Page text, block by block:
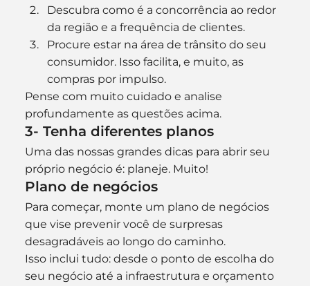
Descubra como é a concorrência ao redor
da região e a frequência de clientes.
Procure estar na área de trânsito do seu
consumidor. Isso facilita, e muito, as
compras por impulso.
Pense com muito cuidado e analise
profundamente as questões acima.
3- Tenha diferentes planos
Uma das nossas grandes dicas para abrir seu
próprio negócio é: planeje. Muito!
Plano de negócios
Para começar, monte um plano de negócios
que vise prevenir você de surpresas
desagradáveis ao longo do caminho.
Isso inclui tudo: desde o ponto de escolha do
seu negócio até a infraestrutura e orçamento